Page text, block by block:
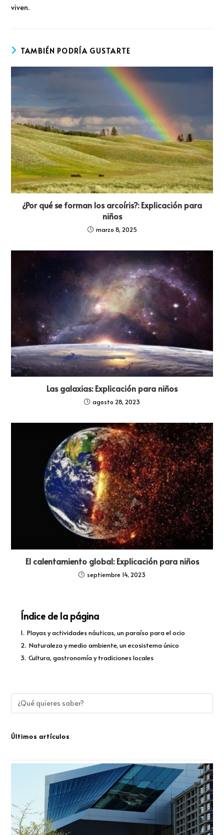
viven.
TAMBIÉN PODRÍA GUSTARTE
¿Por qué se forman los arcoíris?: Explicación para
niños
marzo 8, 2025
Las galaxias: Explicación para niños
agosto 28, 2023
El calentamiento global: Explicación para niños
septiembre 14, 2023
Índice de la página
1. Playas y actividades náuticas, un paraíso para el ocio
2. Naturaleza y medio ambiente, un ecosistema único
3. Cultura, gastronomía y tradiciones locales
Últimos artículos